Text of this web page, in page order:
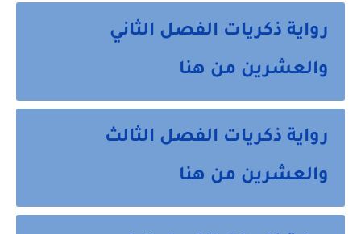
رواية ذكريات الفصل الثاني
والعشرين من هنا
رواية ذكريات الفصل الثالث
والعشرين من هنا